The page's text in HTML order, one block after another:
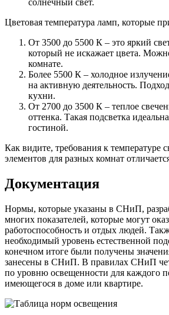
солнечный свет.
Цветовая температура ламп, которые
От 3500 до 5500 К – это яркий
который не искажает цвета.
комнате.
Более 5500 К – холодное
на активную деятельность.
кухни.
От 2700 до 3500 К – теплое
оттенка. Такая подсветка
гостиной.
Как видите, требования к температуре
элементов для разных комнат
Документация
Нормы, которые указаны в СНиП,
многих показателей, которые могут
работоспособность и отдых людей.
необходимый уровень естественной
конечном итоге были получены
занесены в СНиП. В правилах СНиП
по уровню освещенности для каждого
имеющегося в доме или квартире.